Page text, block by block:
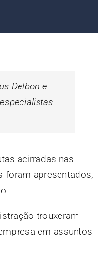
Delbon e
acirradas nas
foram apresentados,
trouxeram
em assuntos